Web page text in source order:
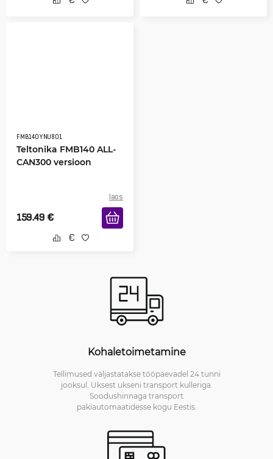
FMB140YNU801
Teltonika FMB140 ALL-
CAN300 versioon
laos
159.49 €
Kohaletoimetamine
Tellimused väljastatakse tööpäevadel 24 tunni
jooksul. Uksest ukseni transport kulleriga.
Soodushinnaga transport
pakiautomaatidesse kogu Eestis.